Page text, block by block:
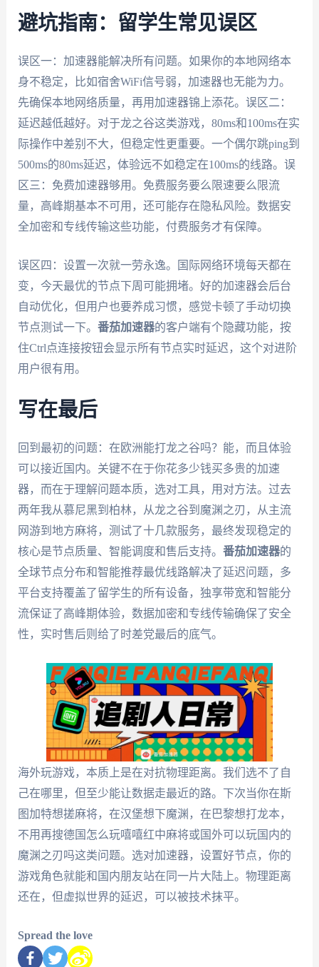
避坑指南：留学生常见误区
误区一：加速器能解决所有问题。如果你的本地网络本
身不稳定，比如宿舍WiFi信号弱，加速器也无能为力。
先确保本地网络质量，再用加速器锦上添花。误区二：
延迟越低越好。对于龙之谷这类游戏，80ms和100ms在实
际操作中差别不大，但稳定性更重要。一个偶尔跳ping到
500ms的80ms延迟，体验远不如稳定在100ms的线路。误
区三：免费加速器够用。免费服务要么限速要么限流
量，高峰期基本不可用，还可能存在隐私风险。数据安
全加密和专线传输这些功能，付费服务才有保障。
误区四：设置一次就一劳永逸。国际网络环境每天都在
变，今天最优的节点下周可能拥堵。好的加速器会后台
自动优化，但用户也要养成习惯，感觉卡顿了手动切换
节点测试一下。 番茄加速器的客户端有个隐藏功能，按
住Ctrl点连接按钮会显示所有节点实时延迟，这个对进阶
用户很有用。
写在最后
回到最初的问题：在欧洲能打龙之谷吗？能，而且体验
可以接近国内。关键不在于你花多少钱买多贵的加速
器，而在于理解问题本质，选对工具，用对方法。过去
两年我从慕尼黑到柏林，从龙之谷到魔渊之刃，从主流
网游到地方麻将，测试了十几款服务，最终发现稳定的
核心是节点质量、智能调度和售后支持。 番茄加速器的
全球节点分布和智能推荐最优线路解决了延迟问题，多
平台支持覆盖了留学生的所有设备，独享带宽和智能分
流保证了高峰期体验，数据加密和专线传输确保了安全
性，实时售后则给了时差党最后的底气。
海外玩游戏，本质上是在对抗物理距离。我们选不了自
己在哪里，但至少能让数据走最近的路。下次当你在斯
图加特想搓麻将，在汉堡想下魔渊，在巴黎想打龙本，
不用再搜德国怎么玩嘻嘻红中麻将或国外可以玩国内的
魔渊之刃吗这类问题。选对加速器，设置好节点，你的
游戏角色就能和国内朋友站在同一片大陆上。物理距离
还在，但虚拟世界的延迟，可以被技术抹平。
Spread the love